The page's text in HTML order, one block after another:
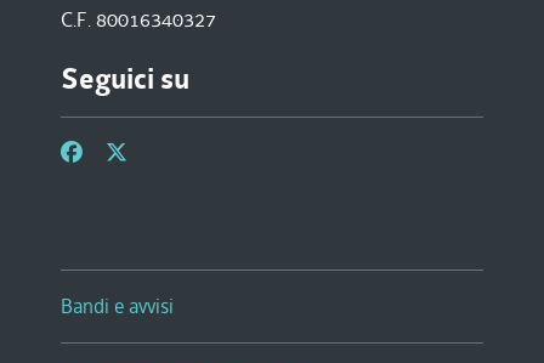
C.F. 80016340327
Seguici su
Bandi e avvisi